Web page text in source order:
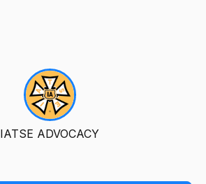
IATSE ADVOCACY